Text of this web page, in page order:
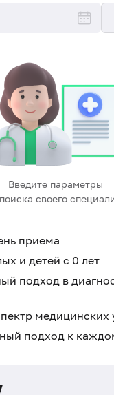
Введите параметры
своего
приема
и детей с 0 лет
подход в
медицинских
подход к